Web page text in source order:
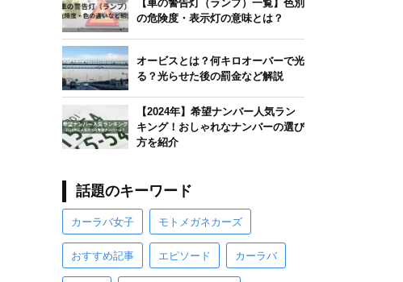
【車の警告灯（ランプ）一覧】色別
の危険度・表示灯の意味とは？
オービスとは？何キロオーバーで光
る？光らせた後の罰金など解説
【2024年】希望ナンバー人気ラン
キング！おしゃれなナンバーの選び
方を紹介
話題のキーワード
カーラバ女子 モトメガネカーズ
おすすめ記事 エピソード カーラバ